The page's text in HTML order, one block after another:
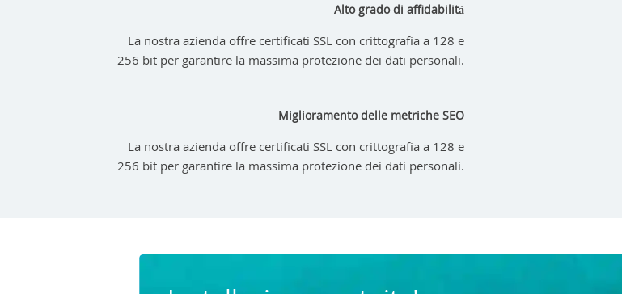
Alto grado di affidabilità
La nostra azienda offre certificati SSL con crittografia a 128 e
256 bit per garantire la massima protezione dei dati personali.
Miglioramento delle metriche SEO
La nostra azienda offre certificati SSL con crittografia a 128 e
256 bit per garantire la massima protezione dei dati personali.